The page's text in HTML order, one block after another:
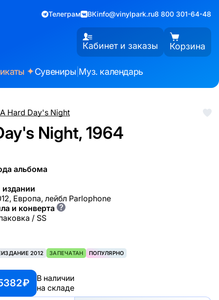
Телеграм ВКinfo@vinylpark.ru8 800 301-64-48
Кабинет и заказы Корзина
✦Сувениры Муз. календарь
A Hard Day's Night
Night, 1964
альбома
Европа, лейбл Parlophone
и конверта ?
/ SS
2012 ЗАПЕЧАТАН ПОПУЛЯРНО
₽
В наличии
на складе